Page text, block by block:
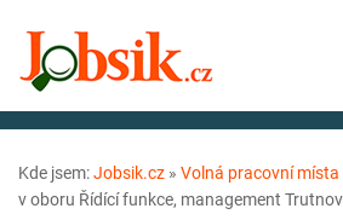
Kde jsem:Jobsik.cz » Volná pracovní místa
v oboru Řídící funkce, management Trutnov